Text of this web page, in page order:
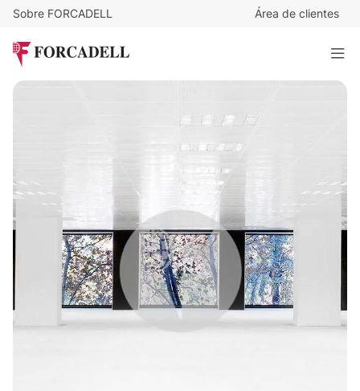
Sobre FORCADELL Área de clientes
EDIFICIO PRISMA
496 m²